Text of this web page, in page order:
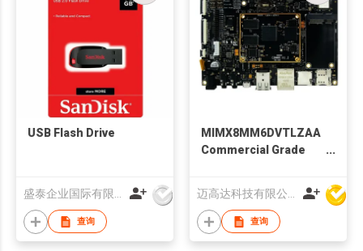
USB Flash Drive
查询
MIMX8MM6DVTLZAA
Commercial Grade
Cortex-A53 Industrial
Motherboard
查询